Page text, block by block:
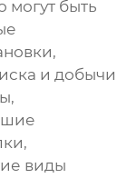
могут быть
и добычи
виды